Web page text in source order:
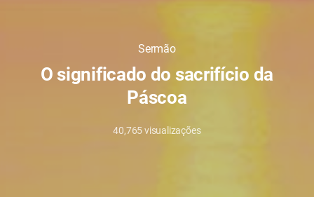
Sermão
O significado do sacrifício da
Páscoa
2/7/2026
40,765visualizações